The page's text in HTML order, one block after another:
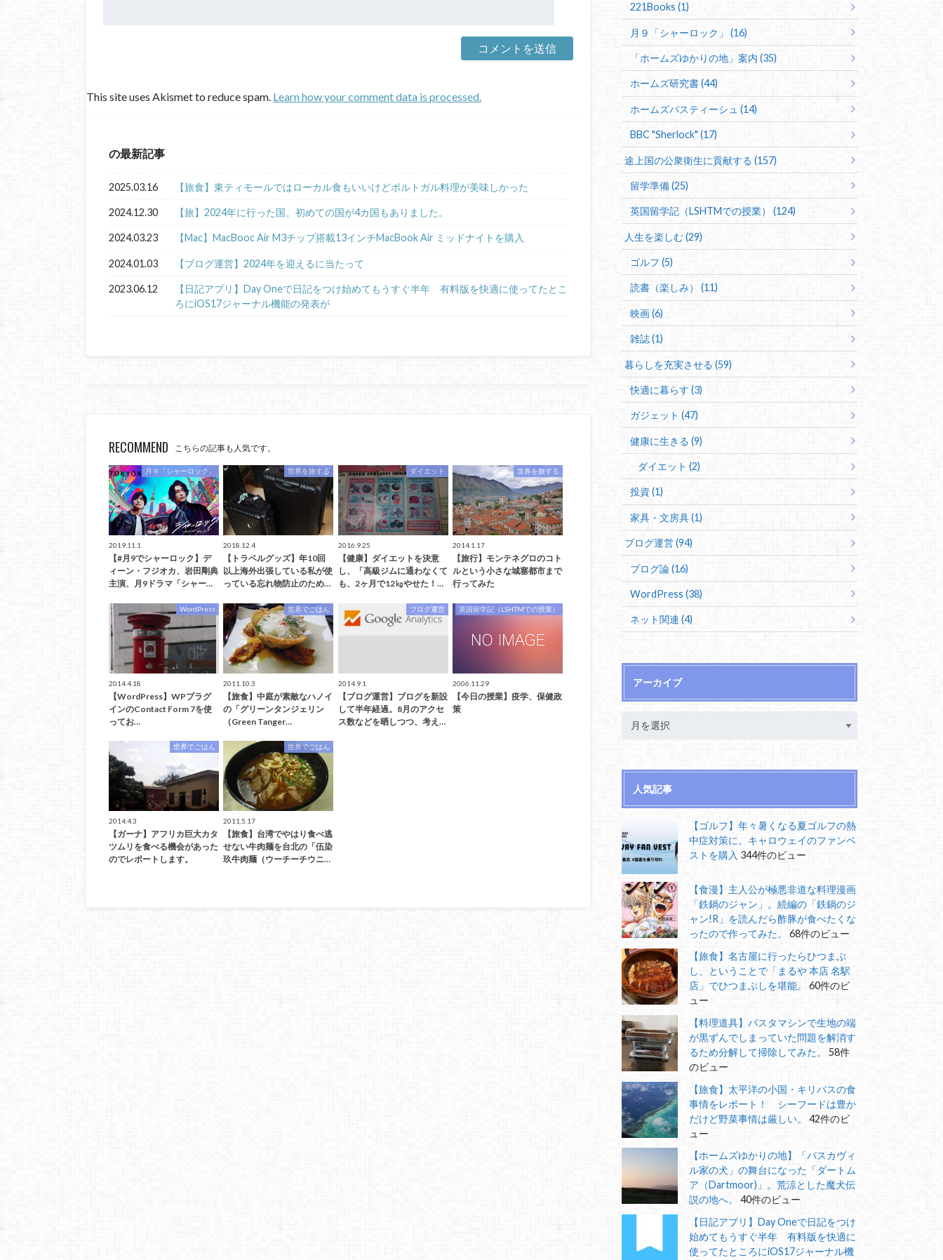
This site uses Akismet to reduce spam. Learn how your comment data is processed.
の最新記事
2025.03.16 【旅食】東ティモールではローカル食もいいけどポルトガル料理が美味しかった
2024.12.30 【旅】2024年に行った国。初めての国が4カ国もありました。
2024.03.23 【Mac】MacBooc Air M3チップ搭載13インチMacBook Air ミッドナイトを購入
2024.01.03 【ブログ運営】2024年を迎えるに当たって
2023.06.12
【日記アプリ】Day Oneで日記をつけ始めてもうすぐ半年 有料版を快適に使ってたとこ
ろにiOS17ジャーナル機能の発表が
RECOMMEND こちらの記事も人気です。
月９「シャーロック」
2019.11.1
【#月9でシャーロック】デ
ィーン・フジオカ、岩田剛典
主演、月9ドラマ「シャー…
世界を旅する
2018.12.4
【トラベルグッズ】年10回
以上海外出張している私が使
っている忘れ物防止のため…
ダイエット
2016.9.25
【健康】ダイエットを決意
し、「高級ジムに通わなくて
も、2ヶ月で12㎏やせた！…
世界を旅する
2014.1.17
【旅行】モンテネグロのコト
ルという小さな城塞都市まで
行ってみた
WordPress
2014.4.18
【WordPress】WPプラグ
インのContact Form 7を使
ってお…
世界でごはん
2011.10.3
【旅食】中庭が素敵なハノイ
の「グリーンタンジェリン
（Green Tanger…
ブログ運営
2014.9.1
【ブログ運営】ブログを新設
して半年経過。8月のアクセ
ス数などを晒しつつ、考え…
英国留学記（LSHTMでの授業）
2006.11.29
【今日の授業】疫学、保健政
策
世界でごはん
2014.4.3
【ガーナ】アフリカ巨大カタ
ツムリを食べる機会があった
のでレポートします。
世界でごはん
2011.5.17
【旅食】台湾でやはり食べ逃
せない牛肉麺を台北の「伍染
玖牛肉麺（ウーチーチウニ…
221Books (1)
月９「シャーロック」 (16)
「ホームズゆかりの地」案内 (35)
ホームズ研究書 (44)
ホームズパスティーシュ (14)
BBC "Sherlock" (17)
途上国の公衆衛生に貢献する (157)
留学準備 (25)
英国留学記（LSHTMでの授業） (124)
人生を楽しむ (29)
ゴルフ (5)
読書（楽しみ） (11)
映画 (6)
雑誌 (1)
暮らしを充実させる (59)
快適に暮らす (3)
ガジェット (47)
健康に生きる (9)
ダイエット (2)
投資 (1)
家具・文房具 (1)
ブログ運営 (94)
ブログ論 (16)
WordPress (38)
ネット関連 (4)
アーカイブ
人気記事
【ゴルフ】年々暑くなる夏ゴルフの熱
中症対策に。キャロウェイのファンベ
ストを購入 344件のビュー
【食漫】主人公が極悪非道な料理漫画
「鉄鍋のジャン」。続編の「鉄鍋のジ
ャン!R」を読んだら酢豚が食べたくな
ったので作ってみた。
68件のビュー
【旅食】名古屋に行ったらひつまぶ
し、ということで「まるや 本店 名駅
店」でひつまぶしを堪能。
60件のビ
ュー
【料理道具】パスタマシンで生地の端
が黒ずんでしまっていた問題を解消す
るため分解して掃除してみた。
58件
のビュー
【旅食】太平洋の小国・キリバスの食
事情をレポート！ シーフードは豊か
だけど野菜事情は厳しい。
42件のビ
ュー
【ホームズゆかりの地】「バスカヴィ
ル家の犬」の舞台になった「ダートム
ア（Dartmoor)」。荒涼とした魔犬伝
説の地へ。
40件のビュー
【日記アプリ】Day Oneで日記をつけ
始めてもうすぐ半年 有料版を快適に
使ってたところにiOS17ジャーナル機